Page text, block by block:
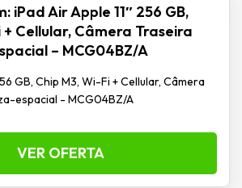
iPad Air Apple 11″ 256 GB,
+ Cellular, Câmera Traseira
– MCG04BZ/A
GB, Chip M3, Wi-Fi + Cellular, Câmera
espacial - MCG04BZ/A
VER OFERTA